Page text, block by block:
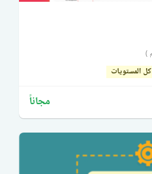
كل المستويات
مجاناً